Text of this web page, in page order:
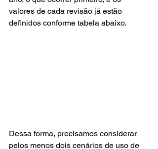
valores de cada revisão já estão
definidos conforme tabela abaixo.
Dessa forma, precisamos considerar
pelos menos dois cenários de uso de